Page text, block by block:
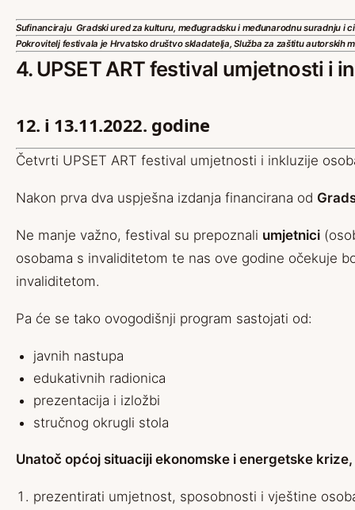
Sufinanciraju Gradski ured za kulturu, međugradsku i međunarodnu suradnju i
Pokrovitelj festivala je Hrvatsko društvo skladatelja, Služba za zaštitu autorskih
4. UPSET ART festival umjetnosti i
12. i 13.11.2022. godine
Četvrti UPSET ART festival umjetnosti i inkluzije
Nakon prva dva uspješna izdanja financirana od
Ne manje važno, festival su prepoznali umjetnici
osobama s invaliditetom te nas ove godine očekuje
invaliditetom.
Pa će se tako ovogodišnji program sastojati od:
javnih nastupa
edukativnih radionica
prezentacija i izložbi
stručnog okrugli stola
Unatoč općoj situaciji ekonomske i energetske
prezentirati umjetnost, sposobnosti i vještine